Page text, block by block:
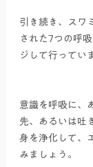
引き続き、スワ
された7つの呼
ジして行ってい
意識を呼吸に、
先、あるいは吐
身を浄化して、
みましょう。